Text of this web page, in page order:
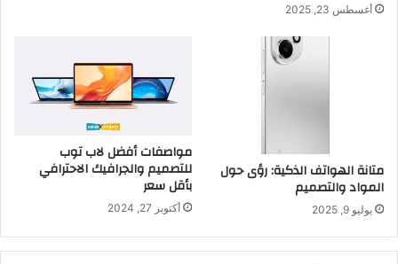
أغسطس 23, 2025
متانة الهواتف الذكية: رؤى حول
المواد والتصميم
يوليو 9, 2025
مواصفات أفضل لاب توب
للتصميم والجرافيك الاحترافي
بأقل سعر
أكتوبر 27, 2024